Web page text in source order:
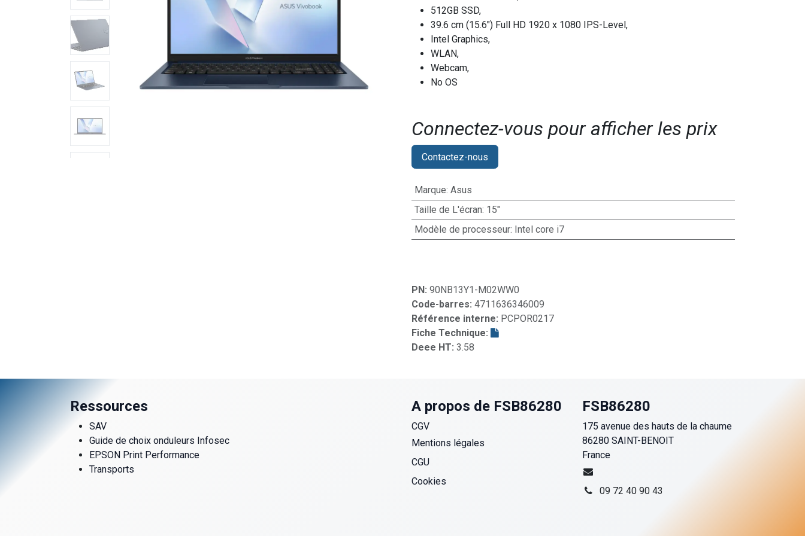
512GB SSD,
39.6 cm (15.6") Full HD 1920 x 1080 IPS-Level,
Intel Graphics,
WLAN,
Webcam,
No OS
Connectez-vous pour afficher les prix​
Contactez-nous
Marque: Asus
Taille de L'écran: 15"
Modèle de processeur: Intel core i7
PN: 90NB13Y1-M02WW0
Code-barres: 4711636346009
Référence interne: PCPOR0217
Fiche Technique:
Deee HT: 3.58
Ressources
SAV
Guide de choix onduleurs Infosec
EPSON Print Performance
Transports
A propos de FSB86280
CGV
Mentions légales
CGU
Cookies
FSB86280
175 avenue des hauts de la chaume
86280 SAINT-BENOIT
France
09 72 40 90 43